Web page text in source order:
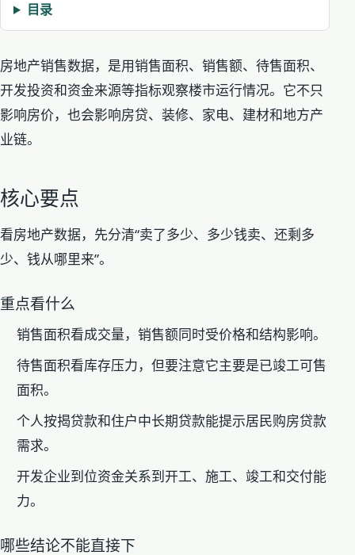
目录
房地产销售数据，是用销售面积、销售额、待售面积、
开发投资和资金来源等指标观察楼市运行情况。它不只
影响房价，也会影响房贷、装修、家电、建材和地方产
业链。
核心要点
看房地产数据，先分清“卖了多少、多少钱卖、还剩多
少、钱从哪里来”。
重点看什么
销售面积看成交量，销售额同时受价格和结构影响。
待售面积看库存压力，但要注意它主要是已竣工可售
面积。
个人按揭贷款和住户中长期贷款能提示居民购房贷款
需求。
开发企业到位资金关系到开工、施工、竣工和交付能
力。
哪些结论不能直接下